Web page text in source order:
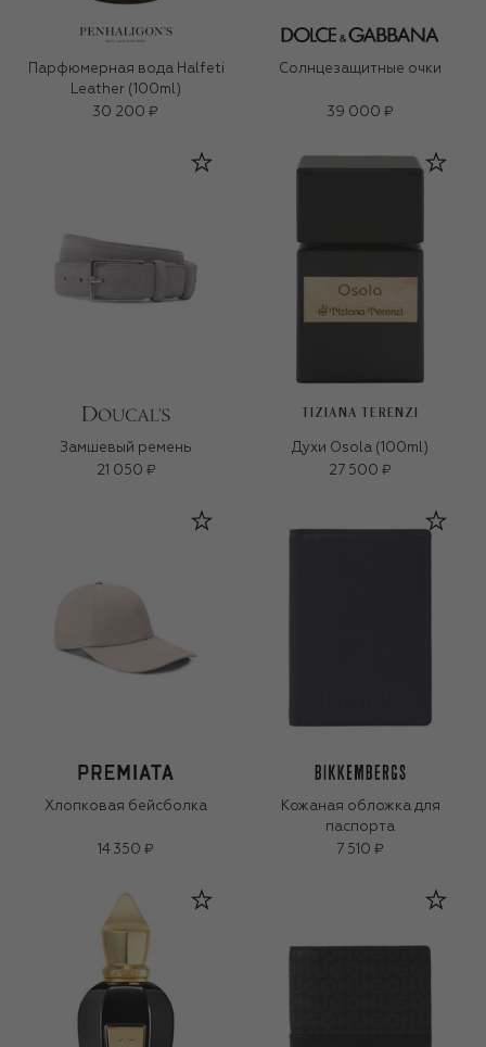
Парфюмерная вода Halfeti
Leather (100ml)
30 200 ₽
Солнцезащитные очки
39 000 ₽
Замшевый ремень
21 050 ₽
TIZIANA TERENZI
Духи Osola (100ml)
27 500 ₽
Хлопковая бейсболка
14 350 ₽
Кожаная обложка для
паспорта
7 510 ₽